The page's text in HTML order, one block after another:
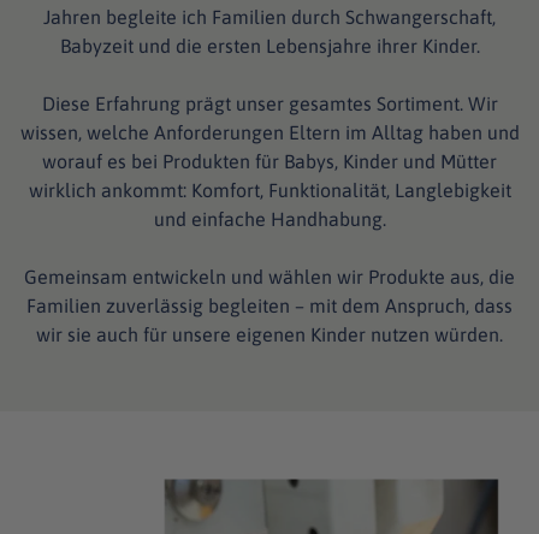
Jahren begleite ich Familien durch Schwangerschaft,
Babyzeit und die ersten Lebensjahre ihrer Kinder.
Diese Erfahrung prägt unser gesamtes Sortiment. Wir
wissen, welche Anforderungen Eltern im Alltag haben und
worauf es bei Produkten für Babys, Kinder und Mütter
wirklich ankommt: Komfort, Funktionalität, Langlebigkeit
und einfache Handhabung.
Gemeinsam entwickeln und wählen wir Produkte aus, die
Familien zuverlässig begleiten – mit dem Anspruch, dass
wir sie auch für unsere eigenen Kinder nutzen würden.